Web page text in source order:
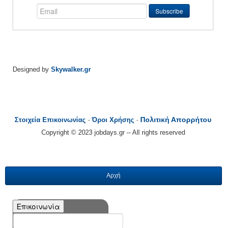
Designed by Skywalker.gr
Στοιχεία Επικοινωνίας -Όροι Χρήσης - Πολιτική Απορρήτου
Copyright © 2023 jobdays.gr -- All rights reserved
Αρχή